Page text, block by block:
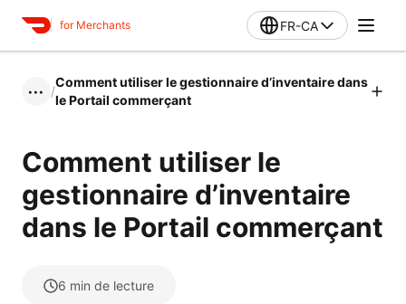
for Merchants FR-CA
••• /
Comment utiliser le gestionnaire d’inventaire dans
le Portail commerçant
Comment utiliser le
gestionnaire d’inventaire
dans le Portail commerçant
6 min de lecture